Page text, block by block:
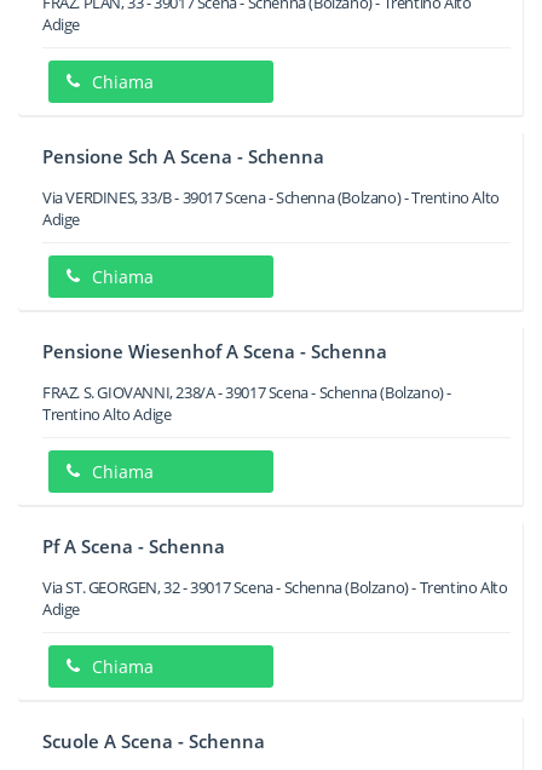
Adige
Chiama
Pensione Sch A Scena - Schenna
Via VERDINES, 33/B-39017Scena - Schenna(Bolzano) -Trentino Alto
Adige
Chiama
Pensione Wiesenhof A Scena - Schenna
FRAZ. S. GIOVANNI, 238/A-39017Scena - Schenna(Bolzano) -
Trentino Alto Adige
Chiama
Pf A Scena - Schenna
Via ST. GEORGEN, 32-39017Scena - Schenna(Bolzano) -Trentino Alto
Adige
Chiama
Scuole A Scena - Schenna